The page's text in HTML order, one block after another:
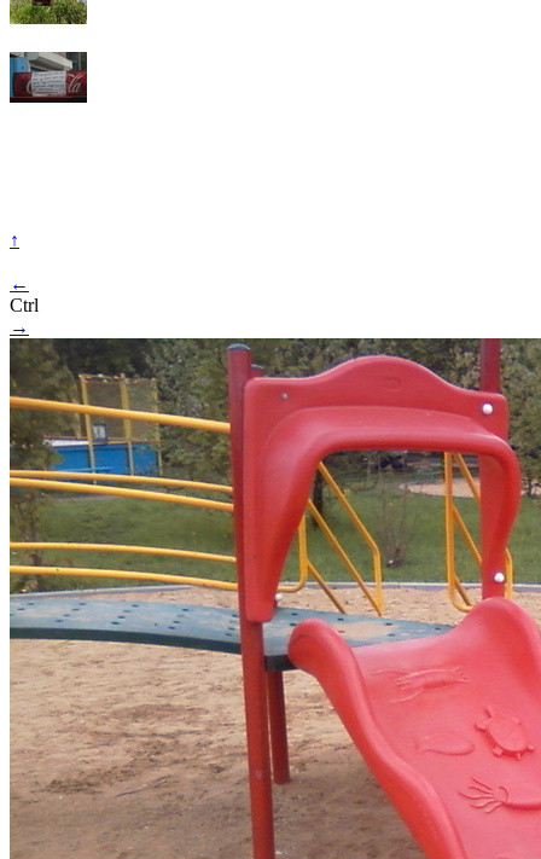
↑
←
Ctrl
→